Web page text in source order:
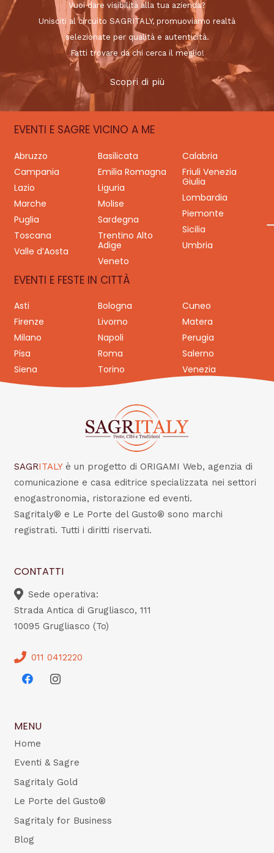
Vuoi dare visibilità alla tua azienda?
Unisciti al circuito SAGRITALY, promuoviamo realtà
selezionate per qualità e autenticità.
Fatti trovare da chi cerca il meglio!
Scopri di più
EVENTI E SAGRE VICINO A ME
Abruzzo Basilicata
Calabria
Campania
Emilia Romagna
Friuli Venezia
Giulia
Lazio
Liguria
Lombardia
Marche
Molise
Piemonte
Puglia
Sardegna
Sicilia
Toscana
Trentino Alto
Adige
Umbria
Valle d’Aosta
Veneto
EVENTI E FESTE IN CITTÀ
Asti Bologna
Cuneo
Firenze
Livorno
Matera
Milano
Napoli
Perugia
Pisa
Roma
Salerno
Siena
Torino Venezia
SAGRITALY è un progetto di ORIGAMI Web, agenzia di
comunicazione e casa editrice specializzata nei settori
enogastronomia, ristorazione ed eventi.
Sagritaly® e Le Porte del Gusto® sono marchi
registrati. Tutti i diritti riservati.
CONTATTI
Sede operativa:
Strada Antica di Grugliasco, 111
10095 Grugliasco (To)
011 0412220
MENU
Home
Eventi & Sagre
Sagritaly Gold
Le Porte del Gusto®
Sagritaly for Business
Blog